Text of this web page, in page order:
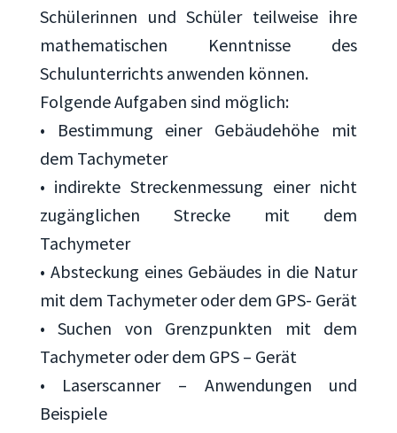
Schülerinnen und Schüler teilweise ihre
mathematischen Kenntnisse des
Schulunterrichts anwenden können.
Folgende Aufgaben sind möglich:
• Bestimmung einer Gebäudehöhe mit
dem Tachymeter
• indirekte Streckenmessung einer nicht
zugänglichen Strecke mit dem
Tachymeter
• Absteckung eines Gebäudes in die Natur
mit dem Tachymeter oder dem GPS- Gerät
• Suchen von Grenzpunkten mit dem
Tachymeter oder dem GPS – Gerät
• Laserscanner – Anwendungen und
Beispiele